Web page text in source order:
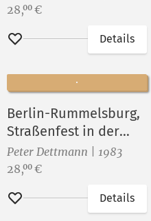
Preis:
28,00 €
Merken
Details
Berlin-Rummelsburg,
Straßenfest in der
Sophienstraße XIV
Peter Dettmann | 1983
Preis:
28,00 €
Merken
Details